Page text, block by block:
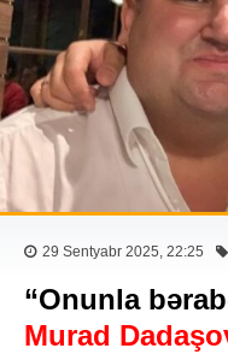
29 Sentyabr 2025, 22:25
“Onunla
Murad